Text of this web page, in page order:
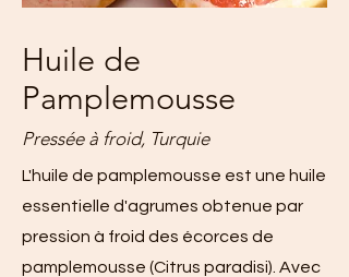
Huile de
Pamplemousse
Pressée à froid, Turquie
L'huile de pamplemousse est une huile
essentielle d'agrumes obtenue par
pression à froid des écorces de
pamplemousse (Citrus paradisi). Avec